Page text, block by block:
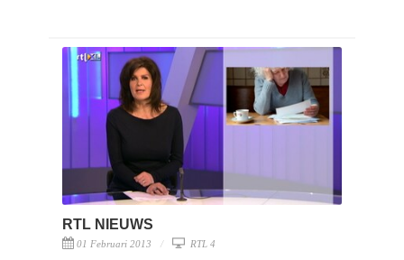
RTL NIEUWS
01 Februari 2013 RTL 4